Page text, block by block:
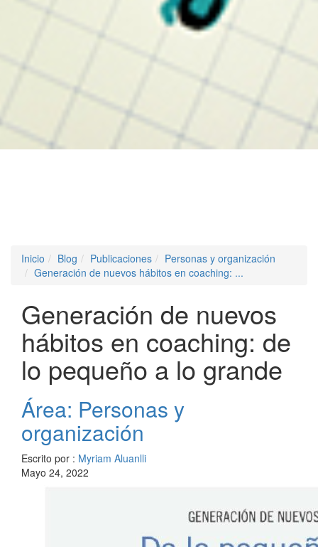
Inicio Blog Publicaciones
Personas y organización
Generación de nuevos hábitos en coaching: ...
Generación de nuevos
hábitos en coaching: de
lo pequeño a lo grande
Área: Personas y
organización
Escrito por : Myriam Aluanlli
Mayo 24, 2022